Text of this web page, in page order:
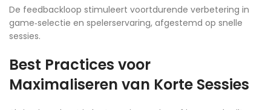
De feedbackloop stimuleert voortdurende verbetering in
game‑selectie en spelerservaring, afgestemd op snelle
sessies.
Best Practices voor
Maximaliseren van Korte Sessies